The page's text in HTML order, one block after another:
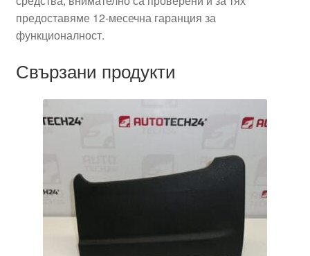
предоставяме 12-месечна гаранция за
функционалност.
Свързани продукти